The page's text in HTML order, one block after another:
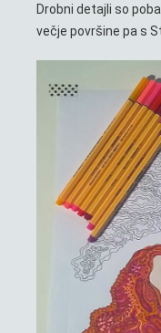
Drobni detajli so
večje površine pa s